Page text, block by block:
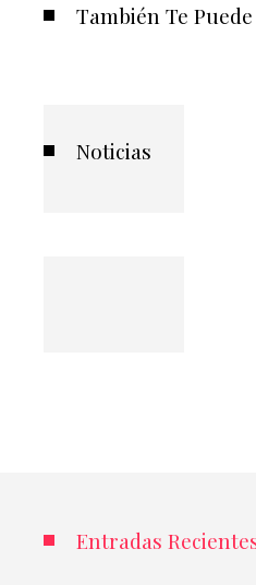
También Te
Noticias
Entradas